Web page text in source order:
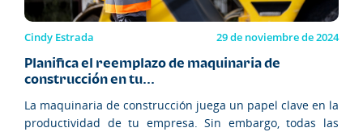
Cindy Estrada 29 de noviembre de 2024
Planifica el reemplazo de maquinaria de
construcción en tu...
La maquinaria de construcción juega un papel clave en la
productividad de tu empresa. Sin embargo, todas las